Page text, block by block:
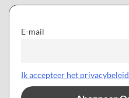
E-mail
Ik accepteer het privacybeleid